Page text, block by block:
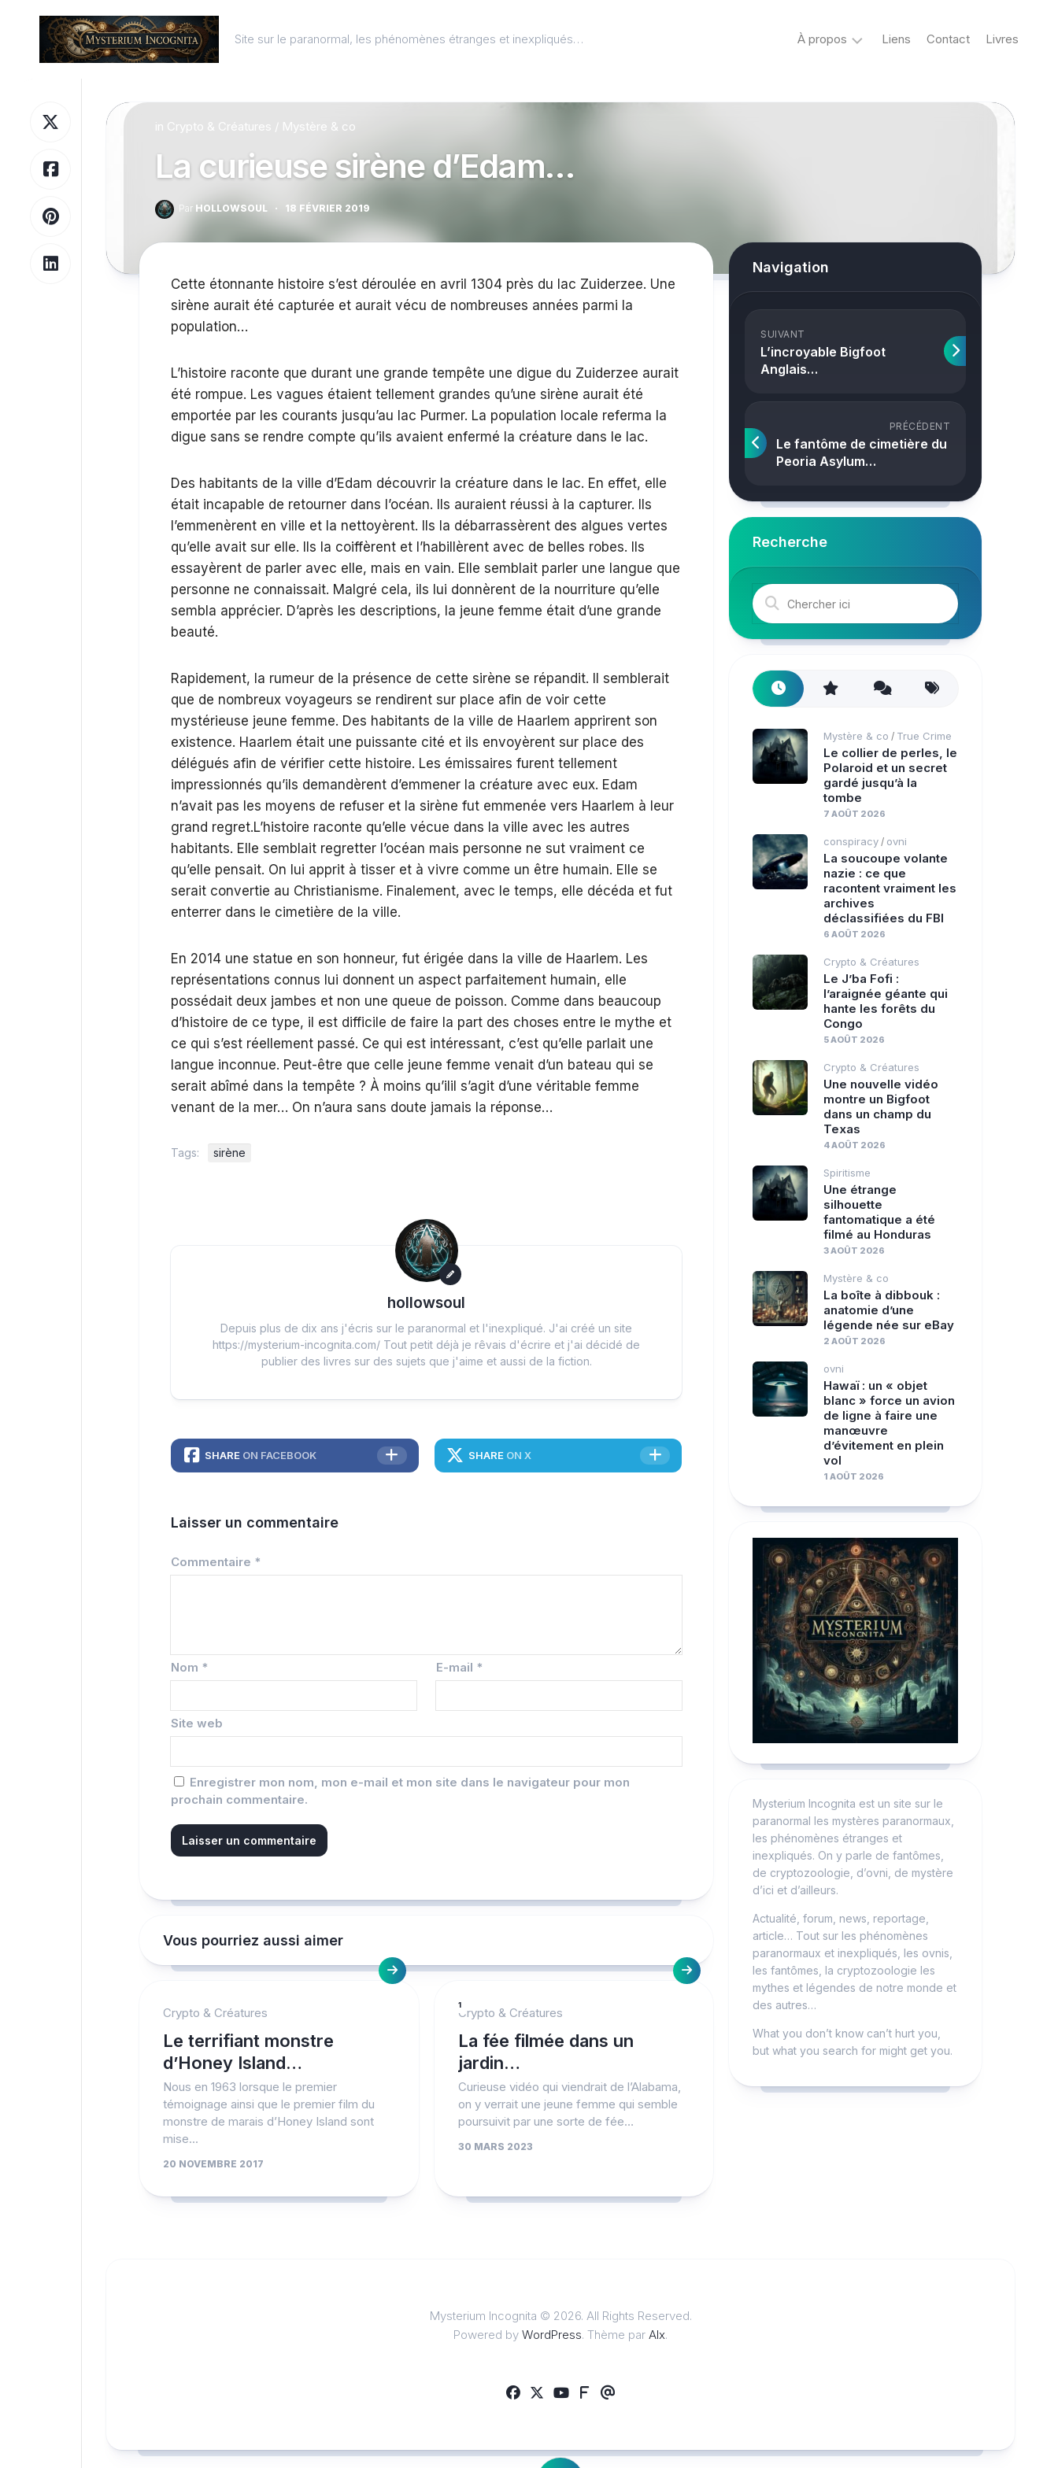
Site sur le paranormal, les phénomènes étranges et inexpliqués… À propos
&
Spiritisme
conspiracy
Horreur
Crime
Liens Contact Livres
in Crypto & Créatures / Mystère & co
La curieuse sirène d’Edam…
Par HOLLOWSOUL · 18 FÉVRIER 2019
Cette étonnante histoire s’est déroulée en avril 1304 près du lac Zuiderzee. Une
sirène aurait été capturée et aurait vécu de nombreuses années parmi la
population…
L’histoire raconte que durant une grande tempête une digue du Zuiderzee aurait
été rompue. Les vagues étaient tellement grandes qu’une sirène aurait été
emportée par les courants jusqu’au lac Purmer. La population locale referma la
digue sans se rendre compte qu’ils avaient enfermé la créature dans le lac.
Des habitants de la ville d’Edam découvrir la créature dans le lac. En effet, elle
était incapable de retourner dans l’océan. Ils auraient réussi à la capturer. Ils
l’emmenèrent en ville et la nettoyèrent. Ils la débarrassèrent des algues vertes
qu’elle avait sur elle. Ils la coiffèrent et l’habillèrent avec de belles robes. Ils
essayèrent de parler avec elle, mais en vain. Elle semblait parler une langue que
personne ne connaissait. Malgré cela, ils lui donnèrent de la nourriture qu’elle
sembla apprécier. D’après les descriptions, la jeune femme était d’une grande
beauté.
Rapidement, la rumeur de la présence de cette sirène se répandit. Il semblerait
que de nombreux voyageurs se rendirent sur place afin de voir cette
mystérieuse jeune femme. Des habitants de la ville de Haarlem apprirent son
existence. Haarlem était une puissante cité et ils envoyèrent sur place des
délégués afin de vérifier cette histoire. Les émissaires furent tellement
impressionnés qu’ils demandèrent d’emmener la créature avec eux. Edam
n’avait pas les moyens de refuser et la sirène fut emmenée vers Haarlem à leur
grand regret.L’histoire raconte qu’elle vécue dans la ville avec les autres
habitants. Elle semblait regretter l’océan mais personne ne sut vraiment ce
qu’elle pensait. On lui apprit à tisser et à vivre comme un être humain. Elle se
serait convertie au Christianisme. Finalement, avec le temps, elle décéda et fut
enterrer dans le cimetière de la ville.
En 2014 une statue en son honneur, fut érigée dans la ville de Haarlem. Les
représentations connus lui donnent un aspect parfaitement humain, elle
possédait deux jambes et non une queue de poisson. Comme dans beaucoup
d’histoire de ce type, il est difficile de faire la part des choses entre le mythe et
ce qui s’est réellement passé. Ce qui est intéressant, c’est qu’elle parlait une
langue inconnue. Peut-être que celle jeune femme venait d’un bateau qui se
serait abîmé dans la tempête ? À moins qu’ilil s’agit d’une véritable femme
venant de la mer… On n’aura sans doute jamais la réponse…
Tags: sirène
hollowsoul
Depuis plus de dix ans j'écris sur le paranormal et l'inexpliqué. J'ai créé un site
https://mysterium-incognita.com/ Tout petit déjà je rêvais d'écrire et j'ai décidé de
publier des livres sur des sujets que j'aime et aussi de la fiction.
SHARE ON FACEBOOK SHARE ON X
Laisser un commentaire
Commentaire *
Nom * E-mail *
Site web
Enregistrer mon nom, mon e-mail et mon site dans le navigateur pour mon
prochain commentaire.
Vous pourriez aussi aimer
Crypto & Créatures
Le terrifiant monstre
d’Honey Island…
Nous en 1963 lorsque le premier
témoignage ainsi que le premier film du
monstre de marais d’Honey Island sont
mise...
20 NOVEMBRE 2017
1
Crypto & Créatures
La fée filmée dans un
jardin…
Curieuse vidéo qui viendrait de l’Alabama,
on y verrait une jeune femme qui semble
poursuivit par une sorte de fée…
30 MARS 2023
Navigation
SUIVANT
L’incroyable Bigfoot
Anglais…
PRÉCÉDENT
Le fantôme de cimetière du
Peoria Asylum…
Recherche
Mystère & co / True Crime
Le collier de perles, le
Polaroid et un secret
gardé jusqu’à la
tombe
7 AOÛT 2026
conspiracy / ovni
La soucoupe volante
nazie : ce que
racontent vraiment les
archives
déclassifiées du FBI
6 AOÛT 2026
Crypto & Créatures
Le J’ba Fofi :
l’araignée géante qui
hante les forêts du
Congo
5 AOÛT 2026
Crypto & Créatures
Une nouvelle vidéo
montre un Bigfoot
dans un champ du
Texas
4 AOÛT 2026
Spiritisme
Une étrange
silhouette
fantomatique a été
filmé au Honduras
3 AOÛT 2026
Mystère & co
La boîte à dibbouk :
anatomie d’une
légende née sur eBay
2 AOÛT 2026
ovni
Hawaï : un « objet
blanc » force un avion
de ligne à faire une
manœuvre
d’évitement en plein
vol
1 AOÛT 2026
Mysterium Incognita est un site sur le
paranormal les mystères paranormaux,
les phénomènes étranges et
inexpliqués. On y parle de fantômes,
de cryptozoologie, d’ovni, de mystère
d’ici et d’ailleurs.
Actualité, forum, news, reportage,
article… Tout sur les phénomènes
paranormaux et inexpliqués, les ovnis,
les fantômes, la cryptozoologie les
mythes et légendes de notre monde et
des autres…
What you don’t know can’t hurt you,
but what you search for might get you.
Mysterium Incognita © 2026. All Rights Reserved.
Powered by WordPress. Thème par Alx.